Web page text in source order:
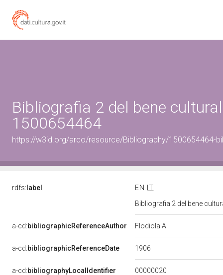
Bibliografia 2 del bene
1500654464
https://w3id.org/arco/resource/Bibliography/1500654464-
rdfs: label EN
IT
Bibliografia 2 del bene
a-cd:bibliographicReferenceAuthor Flodiola A
a-cd:bibliographicReferenceDate 1906
a-cd:bibliographyLocalIdentifier 00000020